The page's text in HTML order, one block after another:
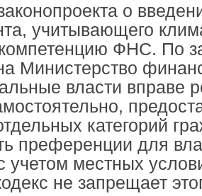
о
учитывающего
ФНС. По
Министерство
власти вправе
категорий
преференции для
учетом местных
не запрещает